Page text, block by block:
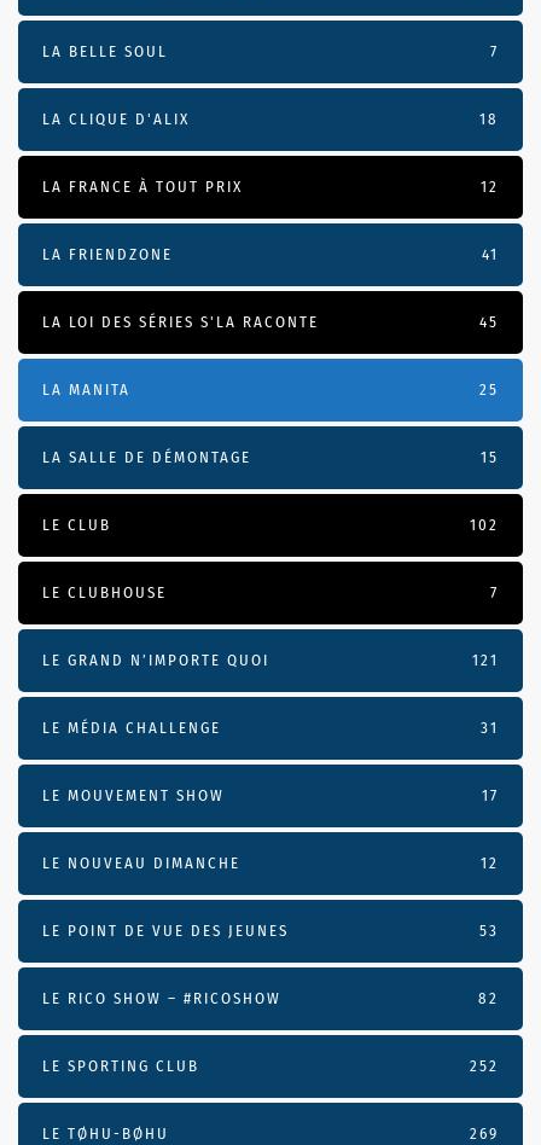
LA BELLE SOUL 7
LA CLIQUE D'ALIX 18
LA FRANCE À TOUT PRIX 12
LA FRIENDZONE 41
LA LOI DES SÉRIES S'LA RACONTE 45
LA MANITA 25
LA SALLE DE DÉMONTAGE 15
LE CLUB 102
LE CLUBHOUSE 7
LE GRAND N’IMPORTE QUOI 121
LE MÉDIA CHALLENGE 31
LE MOUVEMENT SHOW 17
LE NOUVEAU DIMANCHE 12
LE POINT DE VUE DES JEUNES 53
LE RICO SHOW – #RICOSHOW 82
LE SPORTING CLUB 252
LE TØHU-BØHU 269